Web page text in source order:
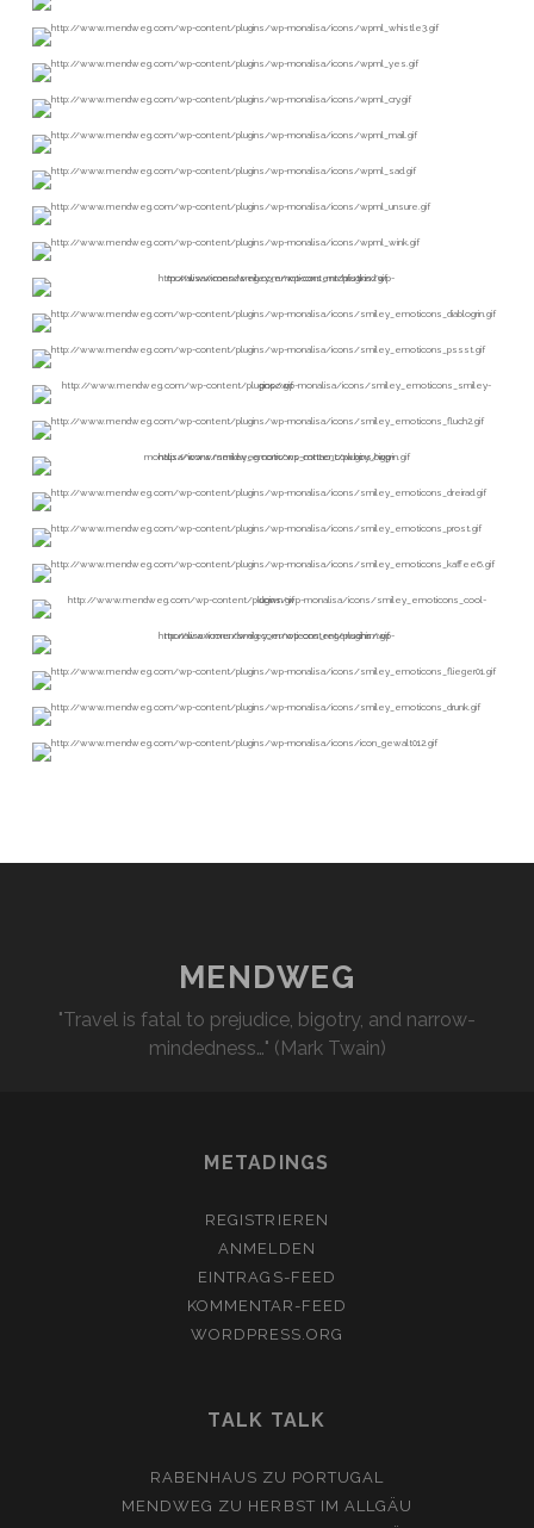
MENDWEG
"Travel is fatal to prejudice, bigotry, and narrow-
mindedness…" (Mark Twain)
METADINGS
REGISTRIEREN
ANMELDEN
EINTRAGS-FEED
KOMMENTAR-FEED
WORDPRESS.ORG
TALK TALK
RABENHAUS ZU PORTUGAL
MENDWEG ZU HERBST IM ALLGÄU